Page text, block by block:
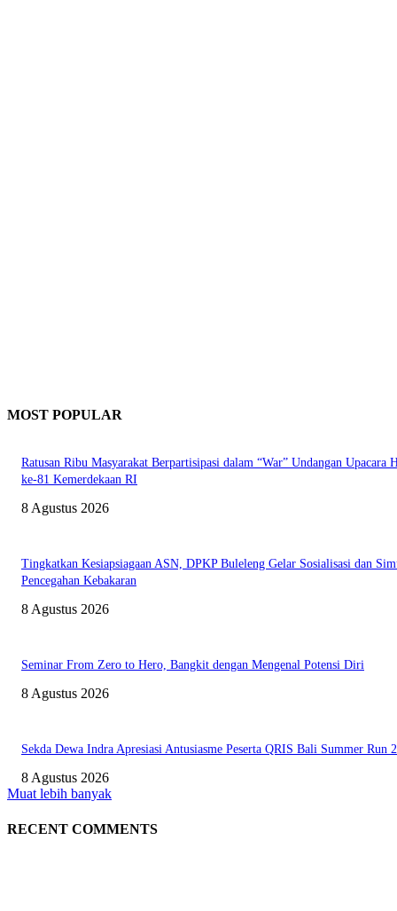
MOST POPULAR
Ratusan Ribu Masyarakat Berpartisipasi dalam “War” Undangan Upacara
ke-81 Kemerdekaan RI
8 Agustus 2026
Tingkatkan Kesiapsiagaan ASN, DPKP Buleleng Gelar Sosialisasi dan
Pencegahan Kebakaran
8 Agustus 2026
Seminar From Zero to Hero, Bangkit dengan Mengenal Potensi Diri
8 Agustus 2026
Sekda Dewa Indra Apresiasi Antusiasme Peserta QRIS Bali Summer Run
8 Agustus 2026
Muat lebih banyak
RECENT COMMENTS